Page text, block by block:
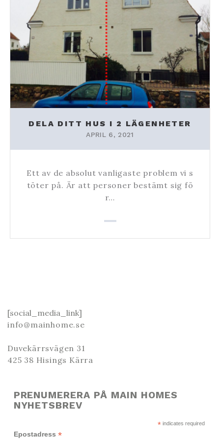
DELA DITT HUS I 2 LÄGENHETER
APRIL 6, 2021
Ett av de absolut vanligaste problem vi s
töter på. Är att personer bestämt sig fö
r…
[social_media_link]
info@mainhome.se
Duvekärrsvägen 31
425 38 Hisings Kärra
PRENUMERERA PÅ MAIN HOMES
NYHETSBREV
*indicates required
Epostadress *